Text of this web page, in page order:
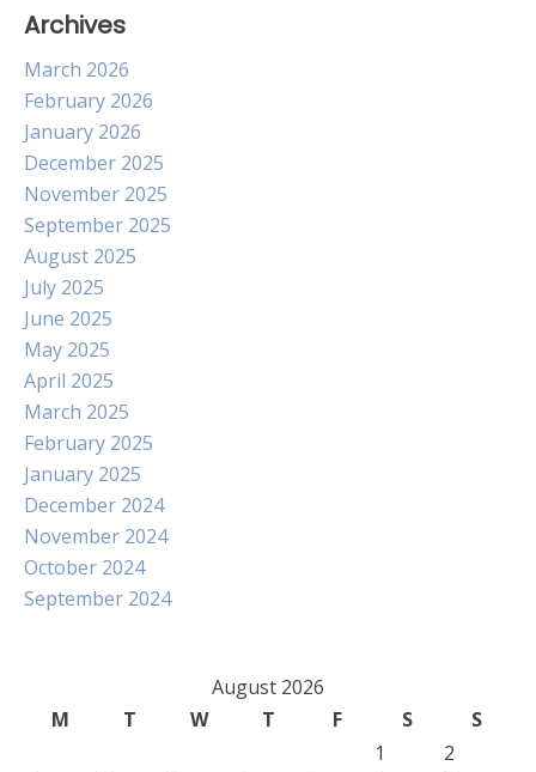
Archives
March 2026
February 2026
January 2026
December 2025
November 2025
September 2025
August 2025
July 2025
June 2025
May 2025
April 2025
March 2025
February 2025
January 2025
December 2024
November 2024
October 2024
September 2024
August 2026
M
T W T F S
S
1
2